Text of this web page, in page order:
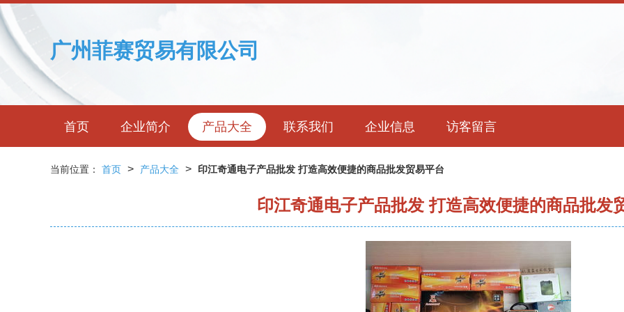
广州菲赛贸易有限公司
首页 企业简介 产品大全 联系我们 企业信息 访客留言
当前位置： 首页 > 产品大全 > 印江奇通电子产品批发 打造高效便捷的商品批发贸易平台
印江奇通电子产品批发 打造高效便捷的商品批发